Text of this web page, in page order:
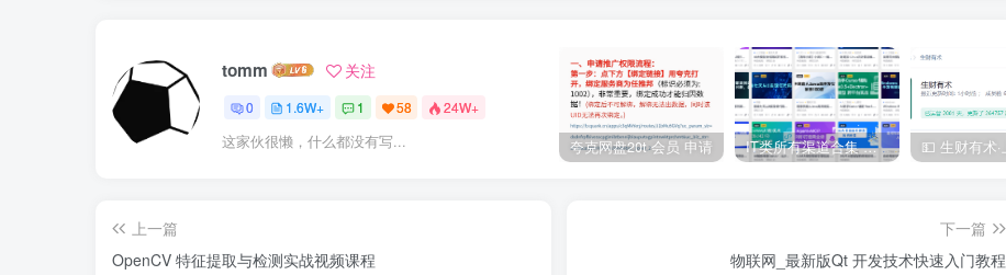
tomm 关注
0 1.6W+ 1 58 24W+
这家伙很懒，什么都没有写... 夸克网盘20t 会员 申请 IT类所有渠道合集 持续日更，目前近四千多条资源 年费用户微信私信获取权限
上一篇
OpenCV 特征提取与检测实战视频课程
下一篇
物联网_最新版Qt 开发技术快速入门教程